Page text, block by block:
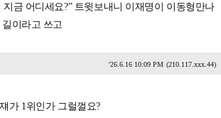
금 어디세요?” 트윗보내니 이재명이 이동형만나
이라고 쓰고
'26.6.16 10:09 PM (210.117.xxx.44)
가 1위인가 그럴껄요?